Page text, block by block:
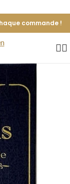
commande !